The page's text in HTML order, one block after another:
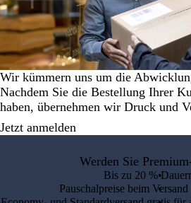
Wir kümmern uns um die
Nachdem Sie die Bestellung Ihrer
haben, übernehmen wir Druck und
Jetzt anmelden
Werden Sie
Bis zu 20 %
Pauschalpreise beim